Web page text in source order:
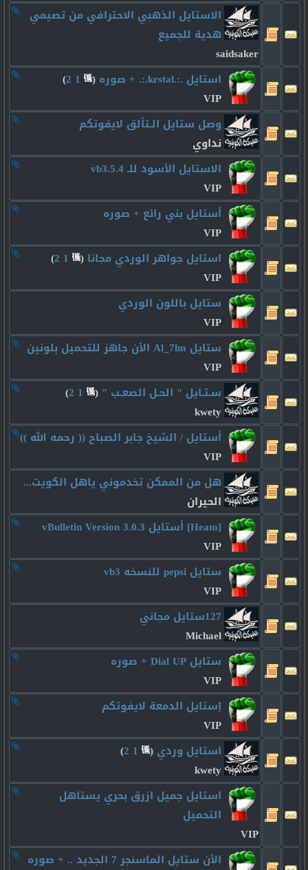
الاستايل الذهبي الاحترافي من تصيمي
هدية للجميع
saidsaker
استايل .:.krstal.:. + صوره
‏
(
1
2
)
VIP
وصل ستايل الـتألق لايفوتكم
نداوي
الاستايل الأسود للـ vb3.5.4
VIP
أستايل بني رائع + صوره
VIP
استايل جواهر الوردي مجانا ‏
(
1
2
)
VIP
ستايل باللون الوردي
VIP
ستايل Al_7lm الأن جاهز للتحميل بلونين
VIP
سـتـايل " الحـل الصعـب " ‏
(
1
2
)
kwety
أستايل / الشيخ جابر الصباح (( رحمه الله ))
VIP
هل من الممكن تخدموني ياهل الكويت...
الحيران
[Heam] أستايل vBulletin Version 3.0.3
VIP
ستايل pepsi للنسخه vb3
VIP
127ستايل مجاني
Michael
ستايل Dial UP + صوره
VIP
إستايل الدمعة لايفوتكم
VIP
استايل وردي ‏
(
1
2
)
kwety
استايل جميل ازرق بحري يستاهل
التحميل
VIP
الأن ستايل الماسنجر 7 الجديد .. + صوره